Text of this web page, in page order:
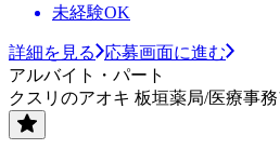
未経験OK
詳細を見る
応募画面に進む
アルバイト・パート
クスリのアオキ 板垣薬局/医療事